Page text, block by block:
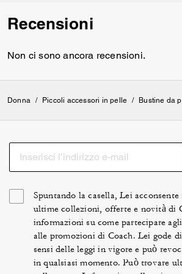
Recensioni
Non ci sono ancora recensioni.
Donna / Piccoli accessori in pelle / Bustine da
Spuntando la casella, Lei
ultime collezioni, offerte e novità di
informazioni su come partecipare
alle promozioni di Coach. Lei gode
sensi delle leggi in vigore e può
in qualsiasi momento. Può trovare